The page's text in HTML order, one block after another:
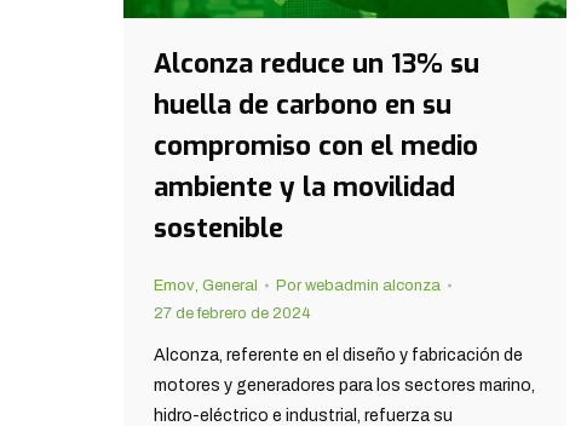
Alconza reduce un 13% su
huella de carbono en su
compromiso con el medio
ambiente y la movilidad
sostenible
Emov General Por webadmin alconza
27 de febrero de 2024
Alconza, referente en el diseño y fabricación de
motores y generadores para los sectores marino,
hidro-eléctrico e industrial, refuerza su